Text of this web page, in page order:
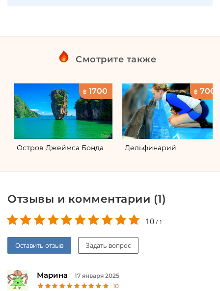
Смотрите также
฿ 1700
Остров Джеймса Бонда
฿ 700
Дельфинарий
Отзывы и комментарии (1)
10/ 1
Оставить отзыв Задать вопрос
Марина
17 января 2025
10